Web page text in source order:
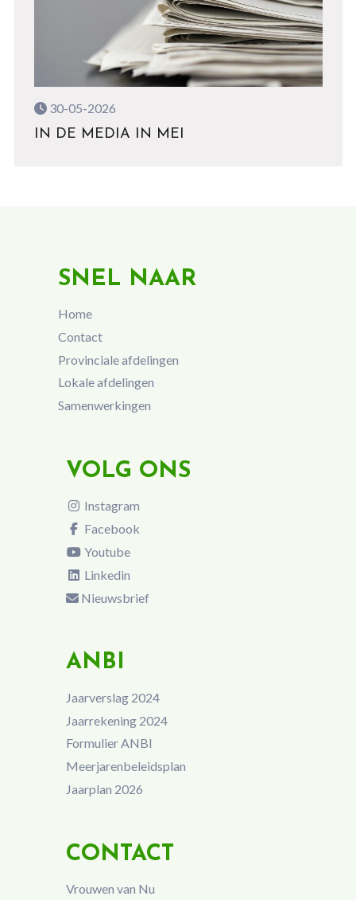
30-05-2026
IN DE MEDIA IN MEI
SNEL NAAR
Home
Contact
Provinciale afdelingen
Lokale afdelingen
Samenwerkingen
VOLG ONS
Instagram
Facebook
Youtube
Linkedin
Nieuwsbrief
ANBI
Jaarverslag 2024
Jaarrekening 2024
Formulier ANBI
Meerjarenbeleidsplan
Jaarplan 2026
CONTACT
Vrouwen van Nu